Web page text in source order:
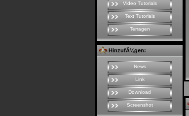
Video Tutorials
Text Tutorials
Terragen
HinzufÃ¼gen:
News
Link
Download
Screenshot